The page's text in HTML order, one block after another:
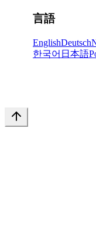
言語
EnglishDeutsch
한국어 日本語